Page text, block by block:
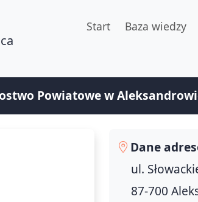
Start Baza wiedzy
Powiatowe w
Dane
ul.
87-700